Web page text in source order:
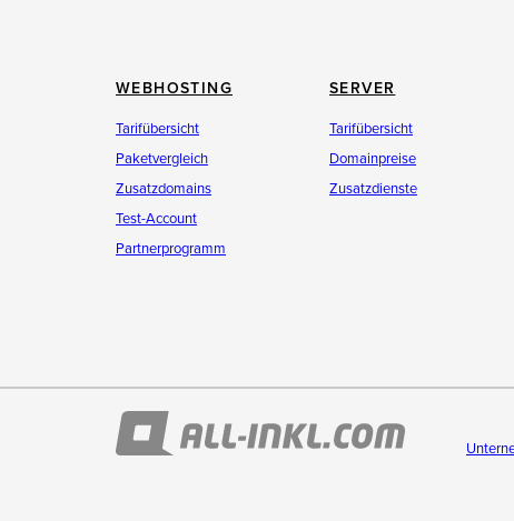
WEBHOSTING
Tarifübersicht
Paketvergleich
Zusatzdomains
Test-Account
Partnerprogramm
SERVER
Tarifübersicht
Domainpreise
Zusatzdienste